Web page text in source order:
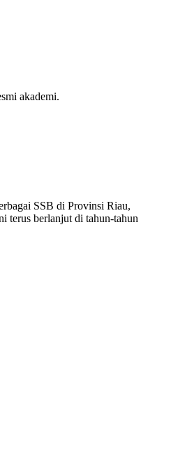
akademi.
SSB di Provinsi Riau,
terus berlanjut di tahun-tahun